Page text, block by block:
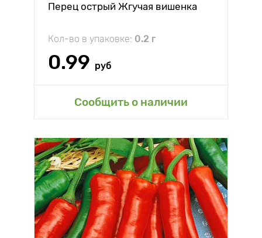
Перец острый Жгучая вишенка
Кол-во в упаковке: 0.2 г
0.99 руб
Сообщить о наличии